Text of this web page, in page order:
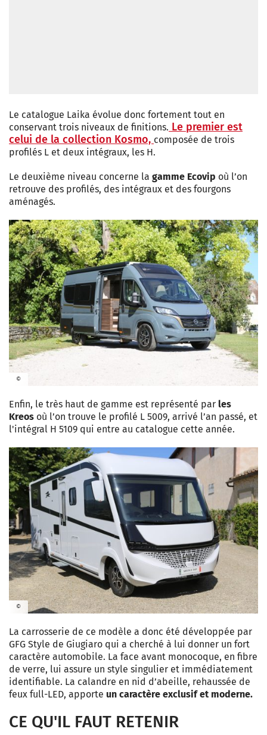
Le catalogue Laika évolue donc fortement tout en
conservant trois niveaux de finitions. Le premier est
celui de la collection Kosmo, composée de trois
profilés L et deux intégraux, les H.
Le deuxième niveau concerne la gamme Ecovip où l’on
retrouve des profilés, des intégraux et des fourgons
aménagés.
©
Enfin, le très haut de gamme est représenté par les
Kreos où l’on trouve le profilé L 5009, arrivé l’an passé, et
l'intégral H 5109 qui entre au catalogue cette année.
©
La carrosserie de ce modèle a donc été développée par
GFG Style de Giugiaro qui a cherché à lui donner un fort
caractère automobile. La face avant monocoque, en fibre
de verre, lui assure un style singulier et immédiatement
identifiable. La calandre en nid d’abeille, rehaussée de
feux full-LED, apporte un caractère exclusif et moderne.
CE QU'IL FAUT RETENIR